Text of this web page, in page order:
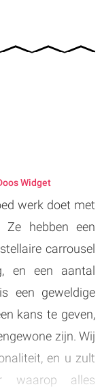
Widget
werk doet met
Ze hebben een
carrousel
en een aantal
een geweldige
kans te geven,
zijn. Wij
en u zult
waarop alles